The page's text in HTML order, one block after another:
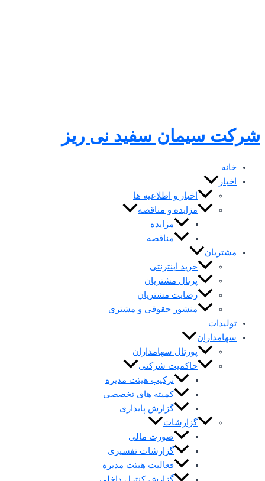
شرکت سیمان سفید نی ریز
خانه
اخبار
اخبار و اطلاعیه ها
مزایده و مناقصه
مزایده
مناقصه
مشتریان
خرید اینترنتی
پرتال مشتریان
رضایت مشتریان
منشور حقوقی و مشتری
تولیدات
سهامداران
پورتال سهامداران
حاکمیت شرکتی
ترکیب هیئت مدیره
کمیته های تخصصی
گزارش پایداری
گزارشات
صورت مالی
گزارشات تفسیری
فعالیت هیئت مدیره